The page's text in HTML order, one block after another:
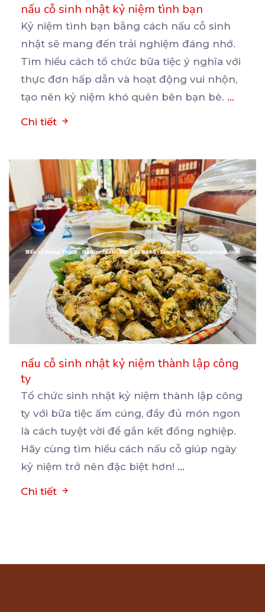
nấu cỗ sinh nhật kỷ niệm tình bạn
Kỷ niệm tình bạn bằng cách nấu cỗ sinh
nhật sẽ mang đến trải nghiệm đáng nhớ.
Tìm hiểu cách tổ chức bữa tiệc ý nghĩa với
thực đơn hấp dẫn và hoạt động vui nhộn,
tạo nên kỷ niệm khó quên bên bạn bè. ...
Chi tiết
nấu cỗ sinh nhật kỷ niệm thành lập công
ty
Tổ chức sinh nhật kỷ niệm thành lập công
ty với bữa tiệc ấm cúng, đầy đủ món ngon
là cách tuyệt vời để gắn kết đồng nghiệp.
Hãy cùng tìm hiểu cách nấu cỗ giúp ngày
kỷ niệm trở nên đặc biệt hơn! ...
Chi tiết